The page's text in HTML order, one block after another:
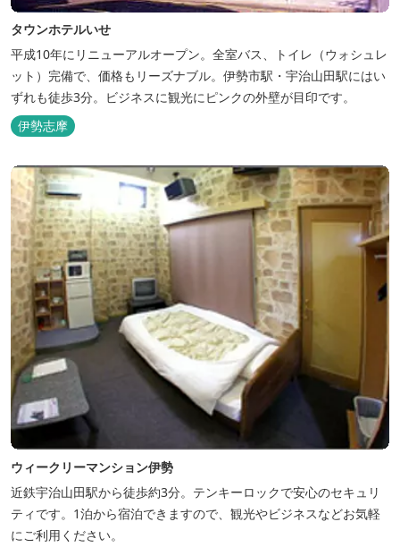
タウンホテルいせ
平成10年にリニューアルオープン。全室バス、トイレ（ウォシュレ
ット）完備で、価格もリーズナブル。伊勢市駅・宇治山田駅にはい
ずれも徒歩3分。ビジネスに観光にピンクの外壁が目印です。
伊勢志摩
ウィークリーマンション伊勢
近鉄宇治山田駅から徒歩約3分。テンキーロックで安心のセキュリ
ティです。1泊から宿泊できますので、観光やビジネスなどお気軽
にご利用ください。